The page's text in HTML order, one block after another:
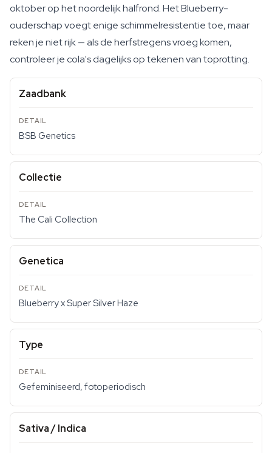
oktober op het noordelijk halfrond. Het Blueberry-
ouderschap voegt enige schimmelresistentie toe, maar
reken je niet rijk — als de herfstregens vroeg komen,
controleer je cola's dagelijks op tekenen van toprotting.
Zaadbank
BSB Genetics
Collectie
The Cali Collection
Genetica
Blueberry x Super Silver Haze
Type
Gefeminiseerd, fotoperiodisch
Sativa / Indica